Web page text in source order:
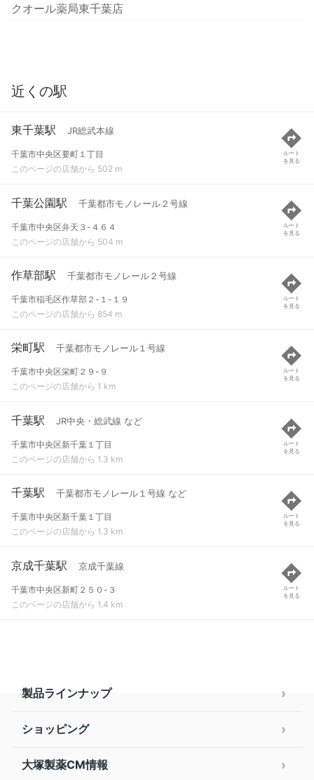
クオール薬局東千葉店
近くの駅
東千葉駅 JR総武本線
千葉市中央区要町１丁目
このページの店舗から 502 m
ルート
を見る
千葉公園駅 千葉都市モノレール２号線
千葉市中央区弁天３-４６４
このページの店舗から 504 m
ルート
を見る
作草部駅 千葉都市モノレール２号線
千葉市稲毛区作草部２-１-１９
このページの店舗から 854 m
ルート
を見る
栄町駅 千葉都市モノレール１号線
千葉市中央区栄町２９-９
このページの店舗から 1 km
ルート
を見る
千葉駅 JR中央・総武線 など
千葉市中央区新千葉１丁目
このページの店舗から 1.3 km
ルート
を見る
千葉駅 千葉都市モノレール１号線 など
千葉市中央区新千葉１丁目
このページの店舗から 1.3 km
ルート
を見る
京成千葉駅 京成千葉線
千葉市中央区新町２５０-３
このページの店舗から 1.4 km
ルート
を見る
製品ラインナップ
ショッピング
大塚製薬CM情報